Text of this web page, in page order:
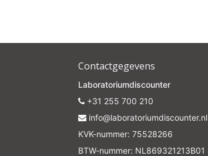
Contactgegevens
Laboratoriumdiscounter
+31 255 700 210
info@laboratoriumdiscounter.nl
KVK-nummer: 75528266
BTW-nummer: NL869321213B01